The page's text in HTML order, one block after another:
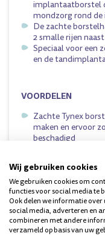
implantaatborstel
mondzorg rond
De zachte
2 smalle rijen
Speciaal voor een
en de
VOORDELEN
Zachte Tynex
maken en ervoor
beschadigd
INSTRUCTIES VOOR
2x daags gebruiken
Dit product kunt u
handtandenborstels.
Wij gebruiken cookies
We gebruiken cookies om
functies voor social media te
Ook delen we informatie
social media, adverteren en
combineren met andere
verzameld op basis van uw